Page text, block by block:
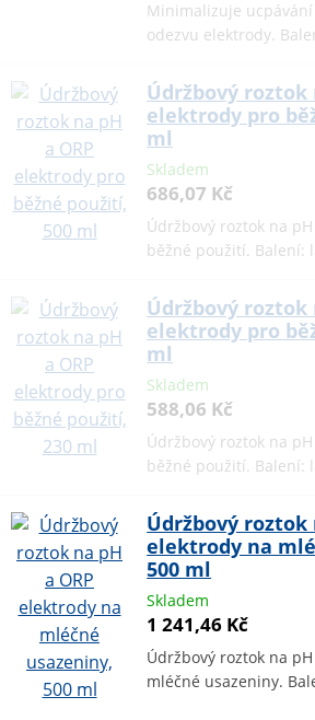
Minimalizuje
odezvu elektrody.
Údržbový roztok
elektrody pro
ml
Skladem
686,07 Kč
Údržbový roztok na
běžné použití. Balení:
Údržbový roztok
elektrody pro
ml
Skladem
588,06 Kč
Údržbový roztok na
běžné použití. Balení:
Údržbový roztok
elektrody na
500 ml
Skladem
1 241,46 Kč
Údržbový roztok na
mléčné usazeniny.